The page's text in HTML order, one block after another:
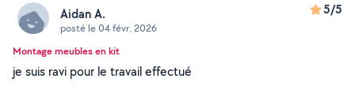
Aidan A.
posté le 04 févr. 2026
5/5
Montage meubles en kit
je suis ravi pour le travail effectué